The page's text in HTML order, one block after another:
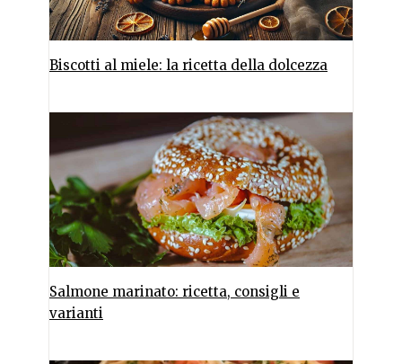
Biscotti al miele: la ricetta della dolcezza
Salmone marinato: ricetta, consigli e
varianti